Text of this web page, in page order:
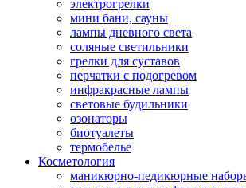
электрогрелки
мини бани, сауны
лампы дневного света
соляные светильники
грелки для суставов
перчатки с подогревом
инфракрасные лампы
световые будильники
озонаторы
биотуалеты
термобелье
Косметология
маникюрно-педикюрные